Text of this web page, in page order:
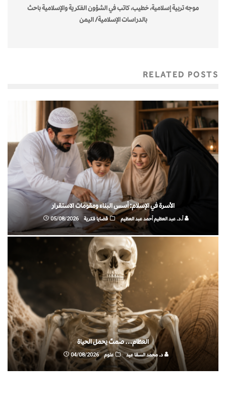
موجه تربية إسلامية، خطيب، كاتب في الشؤون الفكرية والإسلامية باحث
بالدراسات الإسلامية/ اليمن
RELATED POSTS
الأسرة في الإسلام: أسس البناء ومقومات الاستقرار
أ.د. عبد العظيم أحمد عبد العظيم قضايا فكرية 05/08/2026
العظام… صمتٌ يحمل الحياة
د. محمد السقا عيد علوم 04/08/2026